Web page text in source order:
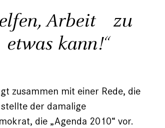
Arbeit zu
kann!“
zusammen mit einer Rede, die
der damalige
die „Agenda 2010“ vor.